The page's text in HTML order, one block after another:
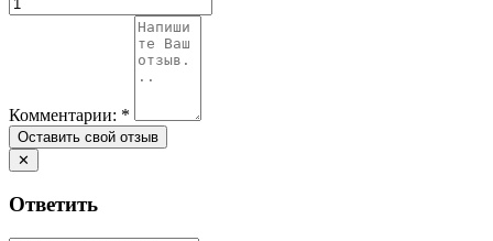
Комментарии: *
✕
Ответить